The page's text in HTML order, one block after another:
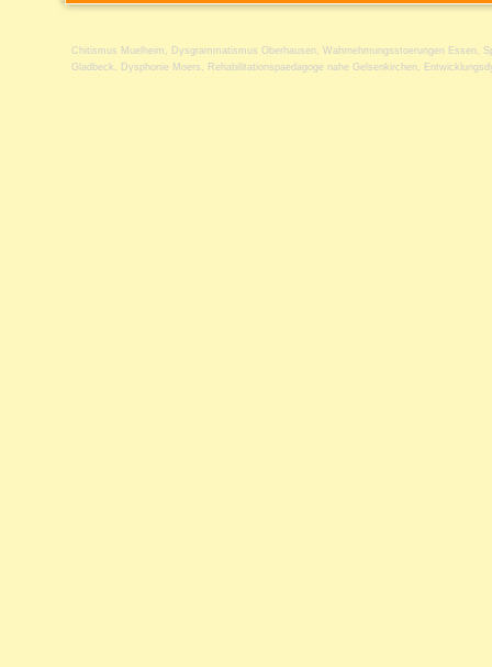
Chitismus Muelheim , Dysgrammatismus Oberhausen , Wahrnehmungsstoerungen Essen ,
Gladbeck , Dysphonie Moers , Rehabilitationspaedagoge nahe Gelsenkirchen ,